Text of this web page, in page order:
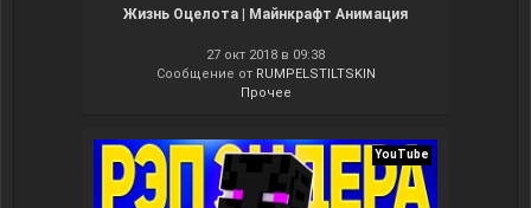
Жизнь Оцелота | Майнкрафт Анимация
27 окт 2018 в 09:38
Сообщение от RUMPELSTILTSKIN
Прочее
YouTube